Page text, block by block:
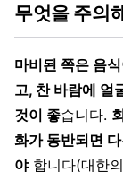
무엇을 주의
마비된 쪽은 음
고, 찬 바람에 얼
것이 좋습니다.
화가 동반되면
야합니다(대한